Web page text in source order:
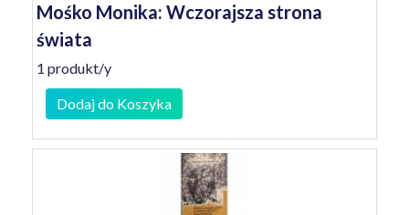
Mośko Monika: Wczorajsza strona
świata
1 produkt/y
Dodaj do Koszyka